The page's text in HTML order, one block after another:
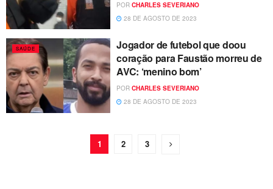
POR CHARLES SEVERIANO
28 DE AGOSTO DE 2023
SAÚDE
Jogador de futebol que doou
coração para Faustão morreu de
AVC: ‘menino bom’
POR CHARLES SEVERIANO
28 DE AGOSTO DE 2023
1 2 3